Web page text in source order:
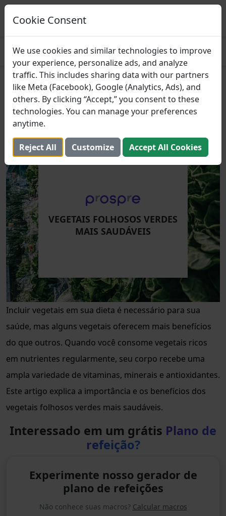
Prospre: planejador de refeições
Planos de refeições baseados em macros
Vegetais Folhosos Verdes
Mais Saudáveis
23 de outubro de 2023 (Atualizada: 2 de agosto de 2025)
VEGETAIS FOLHOSOS VERDES
MAIS SAUDÁVEIS
Incluir vegetais em sua dieta é necessário para sua
saúde, mas alguns vegetais oferecem mais benefícios
do que outros. Quando você consome vegetais ricos
em nutrientes regularmente, seu corpo recebe uma
ampla variedade de vitaminas, minerais e antioxidantes.
Este artigo explica a importância e os benefícios dos
vegetais folhosos verdes mais saudáveis.
Interessado em um grátis Plano de
refeição?
Experimente nosso gerador de
plano de refeições
Não conhece suas macros? Calcular macros
Cookie Consent
We use cookies and similar technologies to improve
your experience, personalize ads, and analyze
traffic. This includes sharing data with our partners
like Meta (Facebook), Google (Analytics, Ads), and
others. By clicking “Accept,” you consent to these
technologies. You can manage your preferences
anytime.
Reject All Customize Accept All Cookies